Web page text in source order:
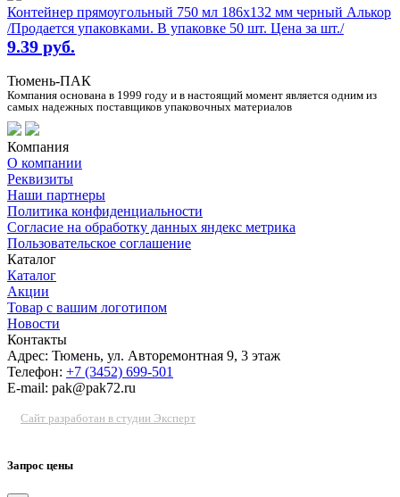
Контейнер прямоугольный 750 мл 186х132 мм черный Алькор
/Продается упаковками. В упаковке 50 шт. Цена за шт./
9.39 руб.
Тюмень-ПАК
Компания основана в 1999 году и в настоящий момент является одним из
самых надежных поставщиков упаковочных материалов
Компания
О компании
Реквизиты
Наши партнеры
Политика конфиденциальности
Согласие на обработку данных яндекс метрика
Пользовательское соглашение
Каталог
Каталог
Акции
Товар с вашим логотипом
Новости
Контакты
Адрес: Тюмень, ул. Авторемонтная 9, 3 этаж
Телефон: +7 (3452) 699-501
E-mail: pak@pak72.ru
Сайт разработан в студии Эксперт
Запрос цены